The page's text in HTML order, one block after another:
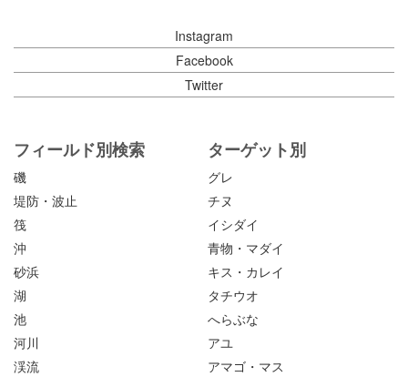
Instagram
Facebook
Twitter
フィールド別検索
磯
堤防・波止
筏
沖
砂浜
湖
池
河川
渓流
ターゲット別
グレ
チヌ
イシダイ
青物・マダイ
キス・カレイ
タチウオ
へらぶな
アユ
アマゴ・マス